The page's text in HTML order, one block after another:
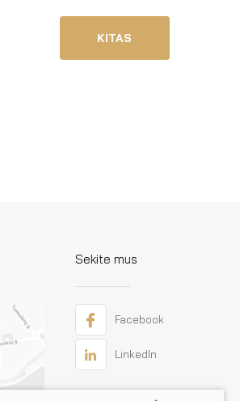
KITAS
Sekite mus
Facebook
LinkedIn